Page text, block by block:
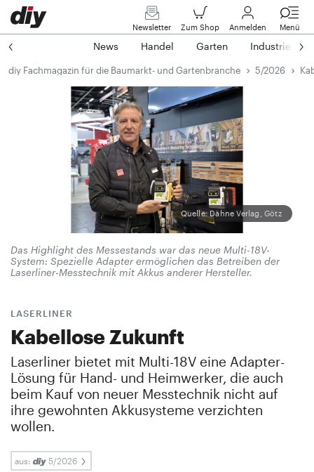
Newsletter Zum Shop Anmelden Menü
News Handel Garten Industrie
diy Fachmagazin für die Baumarkt- und Gartenbranche 5/2026
Quelle: Dähne Verlag, Götz
Das Highlight des Messestands war das neue Multi-18V-
System: Spezielle Adapter ermöglichen das Betreiben der
Laserliner-Messtechnik mit Akkus anderer Hersteller.
LASERLINER
Kabellose Zukunft
Laserliner bietet mit Multi-18V eine Adapter-
Lösung für Hand- und Heimwerker, die auch
beim Kauf von neuer Messtechnik nicht auf
ihre gewohnten Akkusysteme verzichten
wollen.
aus: 5/2026